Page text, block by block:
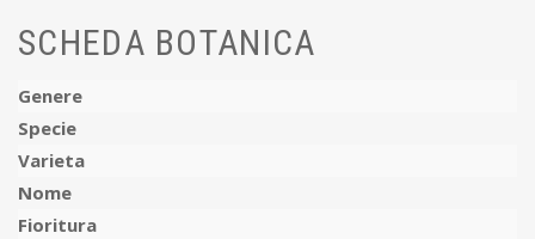
SCHEDA BOTANICA
Genere
Specie
Varieta
Nome
Fioritura